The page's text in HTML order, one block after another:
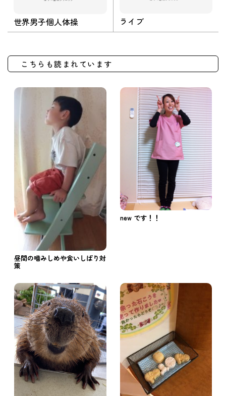
世界男子個人体操 ライブ
こちらも読まれています
昼間の噛みしめや食いしばり対
策
new です！！